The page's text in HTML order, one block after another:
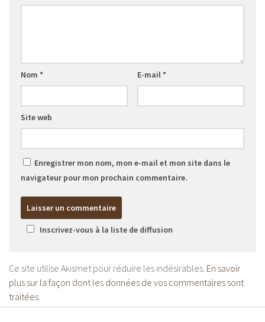
Nom * E-mail*
Site web
Enregistrer mon nom, mon e-mail et mon site dans le
navigateur pour mon prochain commentaire.
Inscrivez-vous à la liste de diffusion
Ce site utilise Akismet pour réduire les indésirables. En savoir
plus sur la façon dont les données de vos commentaires sont
traitées